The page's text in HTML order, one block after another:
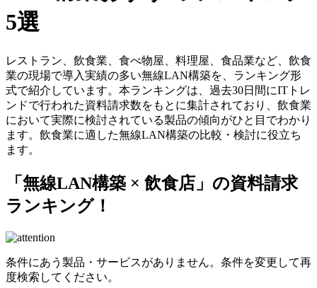
5選
レストラン、飲食業、食べ物屋、料理屋、食品業など、飲食
業の現場で導入実績の多い無線LAN構築を、ランキング形
式で紹介しています。本ランキングは、過去30日間にITトレ
ンドで行われた資料請求数をもとに集計されており、飲食業
において実際に検討されている製品の傾向がひと目でわかり
ます。飲食業に適した無線LAN構築の比較・検討に役立ち
ます。
「無線LAN構築 × 飲食店」 の資料請求
ランキング！
条件にあう製品・サービスがありません。条件を変更して再
度検索してください。